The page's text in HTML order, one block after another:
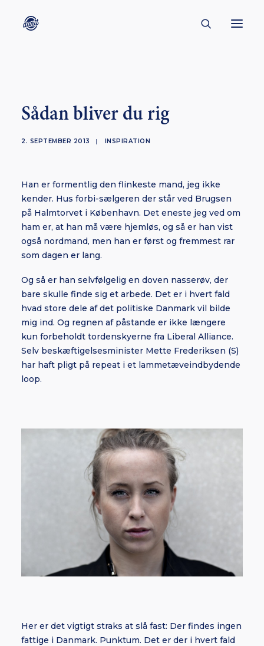
ENGLISH
CREATORS
INSPIRATION
SUBSCRIBE
Sådan bliver du rig
2. SEPTEMBER 2013 | INSPIRATION
Han er formentlig den flinkeste mand, jeg ikke
kender. Hus forbi-sælgeren der står ved Brugsen
på Halmtorvet i København. Det eneste jeg ved om
ham er, at han må være hjemløs, og så er han vist
også nordmand, men han er først og fremmest rar
som dagen er lang.
Og så er han selvfølgelig en doven nasserøv, der
bare skulle finde sig et arbede. Det er i hvert fald
hvad store dele af det politiske Danmark vil bilde
mig ind. Og regnen af påstande er ikke længere
kun forbeholdt tordenskyerne fra Liberal Alliance.
Selv beskæftigelsesminister Mette Frederiksen (S)
har haft pligt på repeat i et lammetæveindbydende
loop.
Her er det vigtigt straks at slå fast: Der findes ingen
fattige i Danmark. Punktum. Det er der i hvert fald